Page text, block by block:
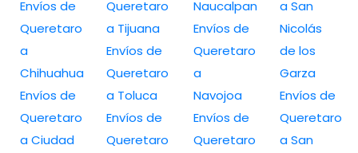
Envíos de
Queretaro
a
Chihuahua
Envíos de
Queretaro
a Ciudad
Queretaro
a Tijuana
Envíos de
Queretaro
a Toluca
Envíos de
Queretaro
Naucalpan
Envíos de
Queretaro
a
Navojoa
Envíos de
Queretaro
a San
Nicolás
de los
Garza
Envíos de
Queretaro
a San